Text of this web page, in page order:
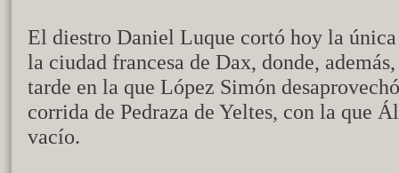
El diestro Daniel Luque cortó hoy la
la ciudad francesa de Dax, donde,
tarde en la que López Simón
corrida de Pedraza de Yeltes, con la que
vacío.